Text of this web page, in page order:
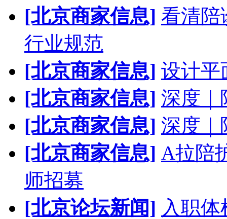
[北京商家信息] 看清陪
行业规范
[北京商家信息] 设计平
[北京商家信息] 深度｜
[北京商家信息] 深度｜
[北京商家信息] A拉陪
师招募
[北京论坛新闻] 入职